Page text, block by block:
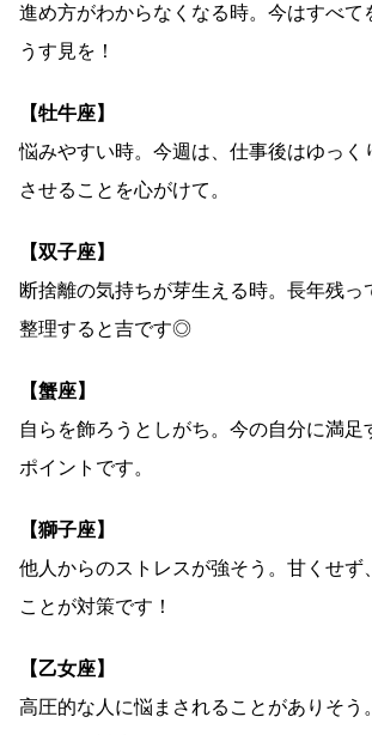
進め方がわからなくなる時。今はすべて
うす見を！
【牡牛座】
悩みやすい時。今週は、仕事後はゆっく
させることを心がけて。
【双子座】
断捨離の気持ちが芽生える時。長年残っ
整理すると吉です◎
【蟹座】
自らを飾ろうとしがち。今の自分に満足
ポイントです。
【獅子座】
他人からのストレスが強そう。甘くせず
ことが対策です！
【乙女座】
高圧的な人に悩まされることがありそう